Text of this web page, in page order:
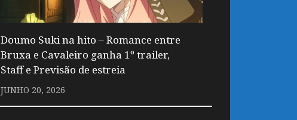
Doumo Suki na hito – Romance entre
Bruxa e Cavaleiro ganha 1º trailer,
Staff e Previsão de estreia
JUNHO 20, 2026